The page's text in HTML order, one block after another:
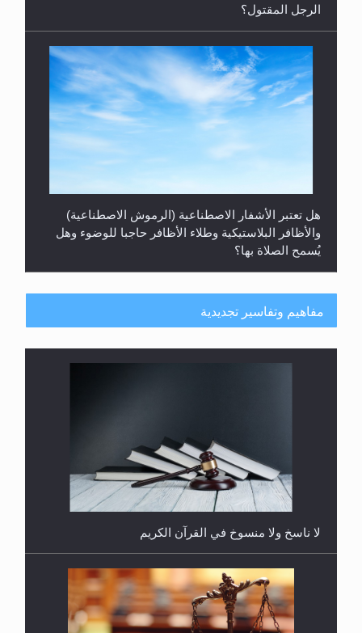
الرجل المقتول؟
هل تعتبر الأشفار الاصطناعية (الرموش الاصطناعية)
والأظافر البلاستيكية وطلاء الأظافر حاجبا للوضوء وهل
يُسمح الصلاة بها؟
هل يُحسب حول الزكاة وفق السنة الميلادية أو الهجرية؟
مفاهيم وتفاسير تجديدية
لا ناسخ ولا منسوخ في القرآن الكريم